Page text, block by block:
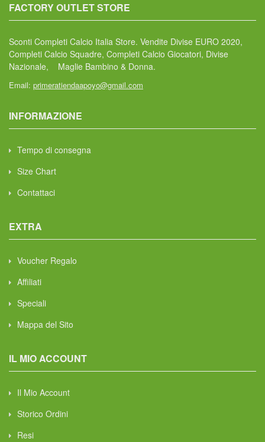
FACTORY OUTLET STORE
Sconti Completi Calcio Italia Store. Vendite Divise EURO 2020,
Completi Calcio Squadre, Completi Calcio Giocatori, Divise
Nazionale, Maglie Bambino & Donna.
Email: primeratiendaapoyo@gmail.com
INFORMAZIONE
Tempo di consegna
Size Chart
Contattaci
EXTRA
Voucher Regalo
Affiliati
Speciali
Mappa del Sito
IL MIO ACCOUNT
Il Mio Account
Storico Ordini
Resi